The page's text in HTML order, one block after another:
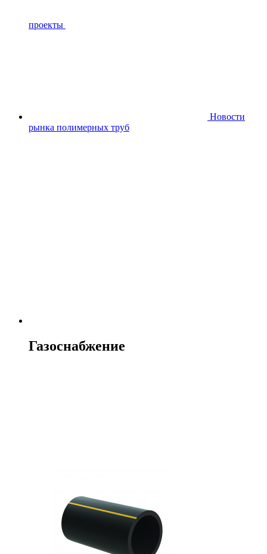
проекты
Новости
рынка полимерных труб
Газоснабжение